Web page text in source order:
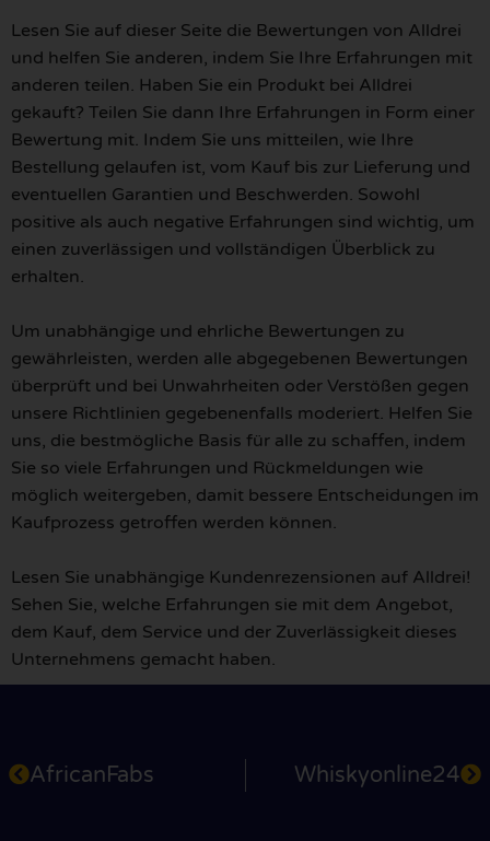
Lesen Sie auf dieser Seite die Bewertungen von Alldrei
und helfen Sie anderen, indem Sie Ihre Erfahrungen mit
anderen teilen. Haben Sie ein Produkt bei Alldrei
gekauft? Teilen Sie dann Ihre Erfahrungen in Form einer
Bewertung mit. Indem Sie uns mitteilen, wie Ihre
Bestellung gelaufen ist, vom Kauf bis zur Lieferung und
eventuellen Garantien und Beschwerden. Sowohl
positive als auch negative Erfahrungen sind wichtig, um
einen zuverlässigen und vollständigen Überblick zu
erhalten.
Um unabhängige und ehrliche Bewertungen zu
gewährleisten, werden alle abgegebenen Bewertungen
überprüft und bei Unwahrheiten oder Verstößen gegen
unsere Richtlinien gegebenenfalls moderiert. Helfen Sie
uns, die bestmögliche Basis für alle zu schaffen, indem
Sie so viele Erfahrungen und Rückmeldungen wie
möglich weitergeben, damit bessere Entscheidungen im
Kaufprozess getroffen werden können.
Lesen Sie unabhängige Kundenrezensionen auf Alldrei!
Sehen Sie, welche Erfahrungen sie mit dem Angebot,
dem Kauf, dem Service und der Zuverlässigkeit dieses
Unternehmens gemacht haben.
AfricanFabs Whiskyonline24